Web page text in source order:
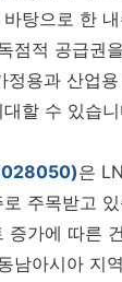
탕으로 한
점적 공급권
정용과 산업
할 수 있습
은
주목받고
증가에 따른
남아시아 지